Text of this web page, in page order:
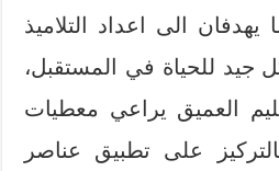
يهدفان الى اعداد التلاميذ
جيد للحياة في المستقبل،
العميق يراعي معطيات
على تطبيق عناصر